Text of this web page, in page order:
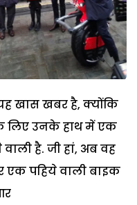
खास खबर है, क्योंकि
लिए उनके हाथ में एक
है. जी हां, अब वह
पहिये वाली बाइक